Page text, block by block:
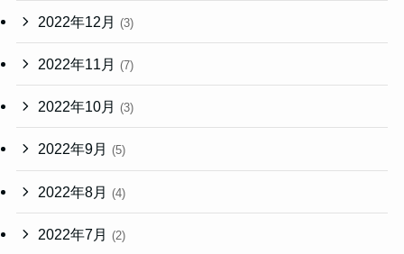
2022年12月 (3)
2022年11月 (7)
2022年10月 (3)
2022年9月 (5)
2022年8月 (4)
2022年7月 (2)